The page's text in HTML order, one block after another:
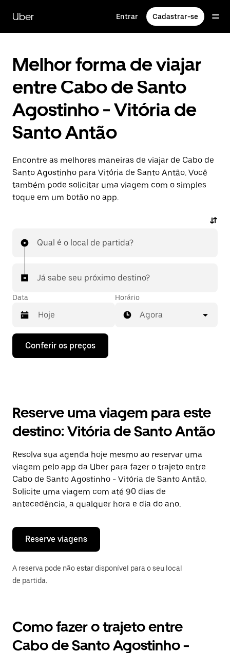
para
conteúdo
Uber Entrar Cadastrar-se
Melhor forma de viajar
entre Cabo de Santo
Agostinho - Vitória de
Santo Antão
Encontre as melhores maneiras de viajar de Cabo de
Santo Agostinho para Vitória de Santo Antão. Você
também pode solicitar uma viagem com o simples
toque em um botão no app.
Qual é o local de partida?
Já sabe seu próximo destino?
Data
Pressione
seta
o
e
uma
data.
Pressione
a
tecla
“ESC”
para
o
calendário.
Horário
Agora
Conferir os preços
Reserve uma viagem para este
destino: Vitória de Santo Antão
Resolva sua agenda hoje mesmo ao reservar uma
viagem pelo app da Uber para fazer o trajeto entre
Cabo de Santo Agostinho - Vitória de Santo Antão.
Solicite uma viagem com até 90 dias de
antecedência, a qualquer hora e dia do ano.
Reserve viagens
A reserva pode não estar disponível para o seu local
de partida.
Como fazer o trajeto entre
Cabo de Santo Agostinho -